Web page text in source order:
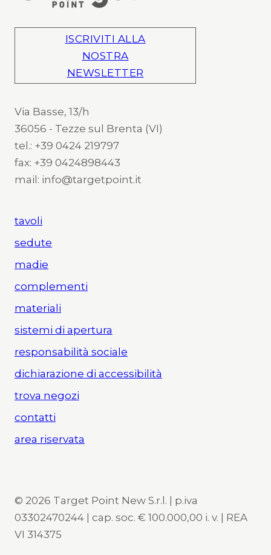
ISCRIVITI ALLA
NOSTRA
NEWSLETTER
Via Basse, 13/h
36056 - Tezze sul Brenta (VI)
tel.: +39 0424 219797
fax: +39 0424898443
mail: info@targetpoint.it
tavoli
sedute
madie
complementi
materiali
sistemi di apertura
responsabilità sociale
dichiarazione di accessibilità
trova negozi
contatti
area riservata
© 2026 Target Point New S.r.l. | p.iva
03302470244 | cap. soc. € 100.000,00 i. v. | REA
VI 314375